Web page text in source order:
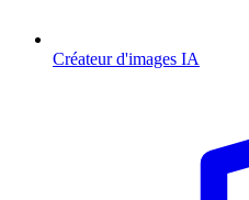
Créateur d'images IA